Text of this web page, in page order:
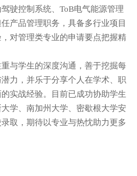
驶控制系统、ToB电气能源管理
产品管理职务，具备多行业项目
对管理类专业的申请要点把握精
学生的深度沟通，善于挖掘每
力，并乐于分享个人在学术、职
实战经验。目前已成功协助学生
学、南加州大学、密歇根大学安
取，期待以专业与热忱助力更多